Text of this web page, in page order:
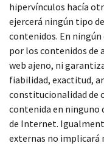
hipervínculos hacía
ejercerá ningún tipo
contenidos. En
por los contenidos de
web ajeno, ni
fiabilidad, exactitud,
constitucionalidad de
contenida en ninguno
de Internet.
externas no implicará